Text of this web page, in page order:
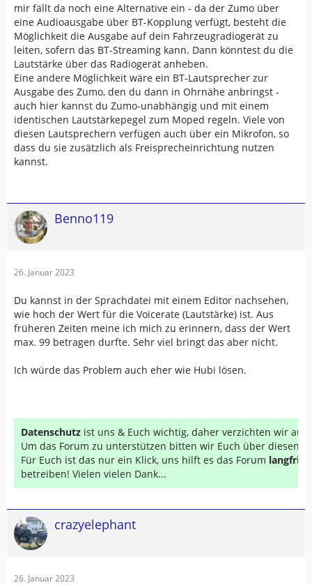
mir fällt da noch eine Alternative ein - da der Zumo über
eine Audioausgabe über BT-Kopplung verfügt, besteht die
Möglichkeit die Ausgabe auf dein Fahrzeugradiogerät zu
leiten, sofern das BT-Streaming kann. Dann könntest du die
Lautstärke über das Radiogerät anheben.
Eine andere Möglichkeit wäre ein BT-Lautsprecher zur
Ausgabe des Zumo, den du dann in Ohrnähe anbringst -
auch hier kannst du Zumo-unabhängig und mit einem
identischen Lautstärkepegel zum Moped regeln. Viele von
diesen Lautsprechern verfügen auch über ein Mikrofon, so
dass du sie zusätzlich als Freisprecheinrichtung nutzen
kannst.
Benno119
26. Januar 2023
Du kannst in der Sprachdatei mit einem Editor nachsehen,
wie hoch der Wert für die Voicerate (Lautstärke) ist. Aus
früheren Zeiten meine ich mich zu erinnern, dass der Wert
max. 99 betragen durfte. Sehr viel bringt das aber nicht.
Ich würde das Problem auch eher wie Hubi lösen.
Datenschutz ist uns & Euch wichtig, daher verzichten wir auf
Um das Forum zu unterstützen bitten wir Euch über diesen
Für Euch ist das nur ein Klick, uns hilft es das Forum
betreiben! Vielen vielen Dank...
crazyelephant
26. Januar 2023